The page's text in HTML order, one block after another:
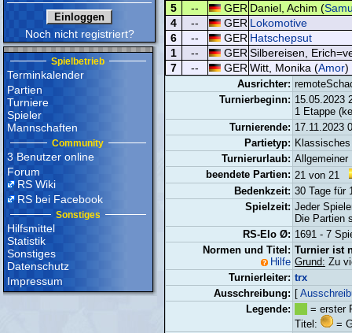
Noch nicht registriert?
Spielbetrieb
Terminkalender
Partien
Turniere
Spieler
Mannschaften
Community
3 Benutzer online
Forum
RS Wiki
RS bei Facebook
Sonstiges
Hilfsmittel
Statistik
Sonstiges
Datenschutz
Impressum
5
-- GER Daniel, Achim (
4
-- GER Lokomotive
6
-- GER Hatschepsut
1
-- GER Silbereisen,
7
-- GER Witt, Monika (Amor)
Ausrichter:
Turnierbeginn: 15.05.2023
1 Etappe
Turnierende: 17.11.2023
Partietyp:
Turnierurlaub: Allgemeiner
beendete Partien: 21 von 21
Bedenkzeit: 30 Tage für
Spielzeit: Jeder
Die Partien
RS-Elo Ø: 1691 - 7
Normen und Titel:
Hilfe
Turnier ist
Grund: Zu
Turnierleiter: trx
Ausschreibung: [
Legende:
= erster
Titel:
=